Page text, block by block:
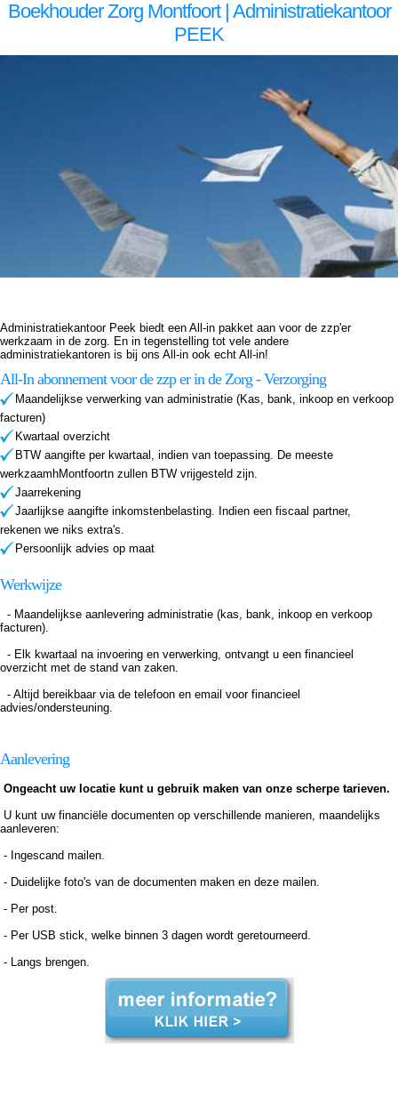
Boekhouder Zorg Montfoort | Administratiekantoor
PEEK
Administratiekantoor Peek biedt een All-in pakket aan voor de zzp'er
werkzaam in de zorg. En in tegenstelling tot vele andere
administratiekantoren is bij ons All-in ook echt All-in!
All-In abonnement voor de zzp er in de Zorg - Verzorging
Maandelijkse verwerking van administratie (Kas, bank, inkoop en verkoop
facturen)
Kwartaal overzicht
BTW aangifte per kwartaal, indien van toepassing. De meeste
werkzaamhMontfoortn zullen BTW vrijgesteld zijn.
Jaarrekening
Jaarlijkse aangifte inkomstenbelasting. Indien een fiscaal partner,
rekenen we niks extra's.
Persoonlijk advies op maat
Werkwijze
- Maandelijkse aanlevering administratie (kas, bank, inkoop en verkoop
facturen).
- Elk kwartaal na invoering en verwerking, ontvangt u een financieel
overzicht met de stand van zaken.
- Altijd bereikbaar via de telefoon en email voor financieel
advies/ondersteuning.
Aanlevering
Ongeacht uw locatie kunt u gebruik maken van onze scherpe tarieven.
U kunt uw financiële documenten op verschillende manieren, maandelijks
aanleveren:
- Ingescand mailen.
- Duidelijke foto's van de documenten maken en deze mailen.
- Per post.
- Per USB stick, welke binnen 3 dagen wordt geretourneerd.
- Langs brengen.